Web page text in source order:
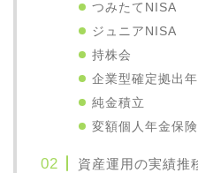
つみたてNISA
ジュニアNISA
持株会
企業型確定拠出
純金積立
変額個人年金保険
資産運用の実績推